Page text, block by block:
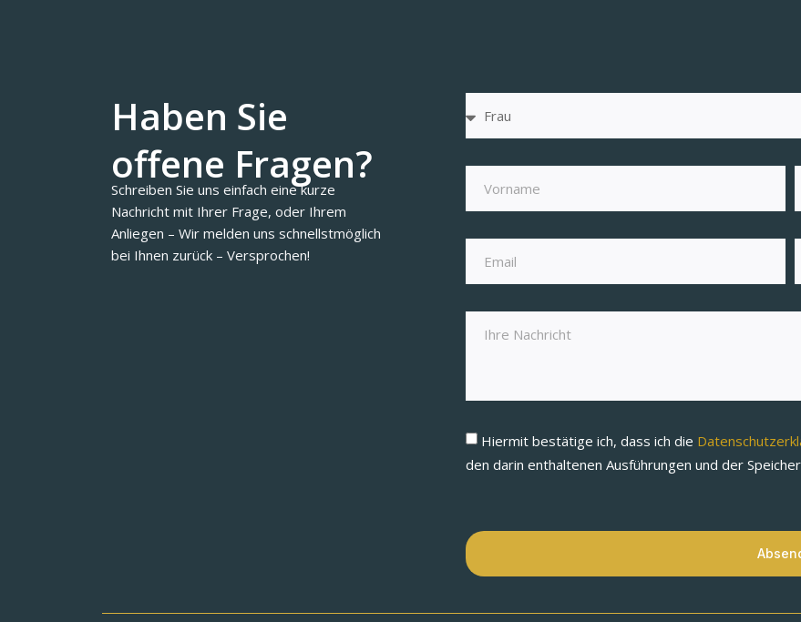
Haben Sie
offene Fragen?
Schreiben Sie uns einfach eine kurze
Nachricht mit Ihrer Frage, oder Ihrem
Anliegen – Wir melden uns schnellstmöglich
bei Ihnen zurück – Versprochen!
Hiermit bestätige ich, dass ich die
den darin enthaltenen Ausführungen und der